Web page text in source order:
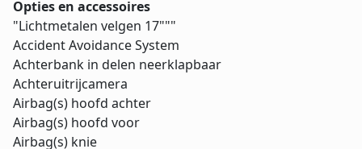
Opties en accessoires
"Lichtmetalen velgen 17"""
Accident Avoidance System
Achterbank in delen neerklapbaar
Achteruitrijcamera
Airbag(s) hoofd achter
Airbag(s) hoofd voor
Airbag(s) knie